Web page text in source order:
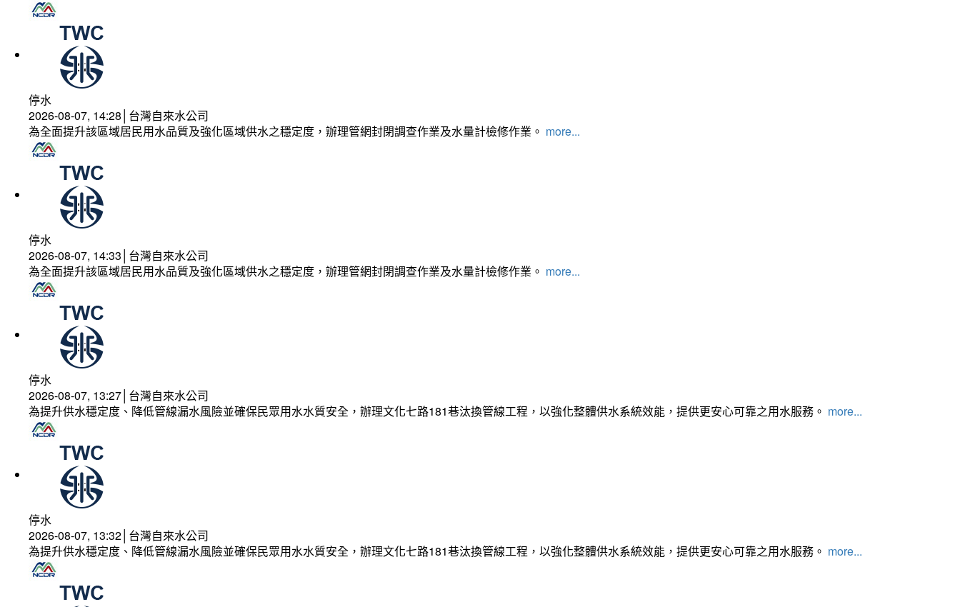
停水
2026-08-07, 14:28│台灣自來水公司
為全面提升該區域居民用水品質及強化區域供水之穩定度，辦理管網封閉調查作業及水量計檢修作業。 more...
停水
2026-08-07, 14:33│台灣自來水公司
為全面提升該區域居民用水品質及強化區域供水之穩定度，辦理管網封閉調查作業及水量計檢修作業。 more...
停水
2026-08-07, 13:27│台灣自來水公司
為提升供水穩定度、降低管線漏水風險並確保民眾用水水質安全，辦理文化七路181巷汰換管線工程，以強化整體供水系統效能，提供更安心可靠之用水服務。 more...
停水
2026-08-07, 13:32│台灣自來水公司
為提升供水穩定度、降低管線漏水風險並確保民眾用水水質安全，辦理文化七路181巷汰換管線工程，以強化整體供水系統效能，提供更安心可靠之用水服務。 more...